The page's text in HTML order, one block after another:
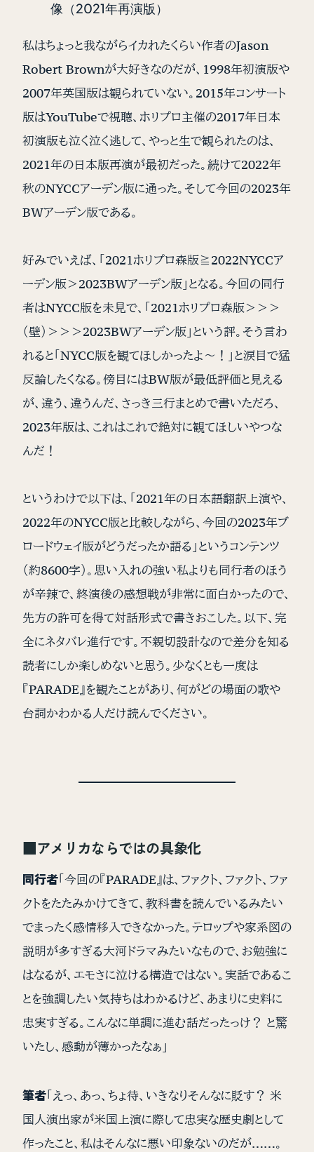
像（2021年再演版）
私はちょっと我ながらイカれたくらい作者のJason
Robert Brownが大好きなのだが、1998年初演版や
2007年英国版は観られていない。2015年コンサート
版はYouTubeで視聴、ホリプロ主催の2017年日本
初演版も泣く泣く逃して、やっと生で観られたのは、
2021年の日本版再演が最初だった。続けて2022年
秋のNYCCアーデン版に通った。そして今回の2023年
BWアーデン版である。
好みでいえば、「2021ホリプロ森版≧2022NYCCア
ーデン版＞2023BWアーデン版」となる。今回の同行
者はNYCC版を未見で、「2021ホリプロ森版＞＞＞
（壁）＞＞＞2023BWアーデン版」という評。そう言わ
れると「NYCC版を観てほしかったよ〜！」と涙目で猛
反論したくなる。傍目にはBW版が最低評価と見える
が、違う、違うんだ、さっき三行まとめで書いただろ、
2023年版は、これはこれで絶対に観てほしいやつな
んだ！
というわけで以下は、「2021年の日本語翻訳上演や、
2022年のNYCC版と比較しながら、今回の2023年ブ
ロードウェイ版がどうだったか語る」というコンテンツ
（約8600字）。思い入れの強い私よりも同行者のほう
が辛辣で、終演後の感想戦が非常に面白かったので、
先方の許可を得て対話形式で書きおこした。以下、完
全にネタバレ進行です。不親切設計なので差分を知る
読者にしか楽しめないと思う。少なくとも一度は
『PARADE』を観たことがあり、何がどの場面の歌や
台詞かわかる人だけ読んでください。
■アメリカならではの具象化
同行者「今回の『PARADE』は、ファクト、ファクト、ファ
クトをたたみかけてきて、教科書を読んでいるみたい
でまったく感情移入できなかった。テロップや家系図の
説明が多すぎる大河ドラマみたいなもので、お勉強に
はなるが、エモさに泣ける構造ではない。実話であるこ
とを強調したい気持ちはわかるけど、あまりに史料に
忠実すぎる。こんなに単調に進む話だったっけ？ と驚
いたし、感動が薄かったなぁ」
筆者「えっ、あっ、ちょ待、いきなりそんなに貶す？ 米
国人演出家が米国上演に際して忠実な歴史劇として
作ったこと、私はそんなに悪い印象ないのだが……。